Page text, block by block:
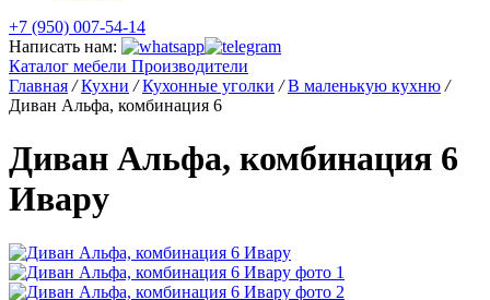
+7 (950) 007-54-14
Написать нам:
Каталог мебели Производители
Главная / Кухни / Кухонные уголки / В маленькую кухню /
Диван Альфа, комбинация 6
Диван Альфа, комбинация 6
Ивару